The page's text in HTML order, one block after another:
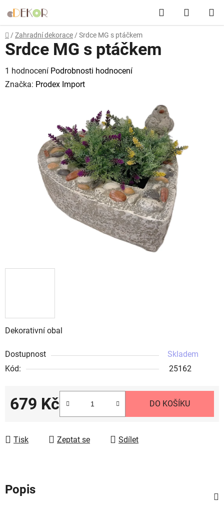
na
obsah
Hledat
KOŠÍK
Domů
/ Zahradní dekorace / Srdce MG s ptáčkem
Dekorativní obal
Dostupnost
Skladem
Kód:
25162
679 Kč DO KOŠÍKU
Tisk Zeptat se Sdílet
Srdce MG s ptáčkem
Průměrné
hodnocení
hvězdiček.
1 hodnocení Podrobnosti hodnocení
Značka: Prodex Import
Popis